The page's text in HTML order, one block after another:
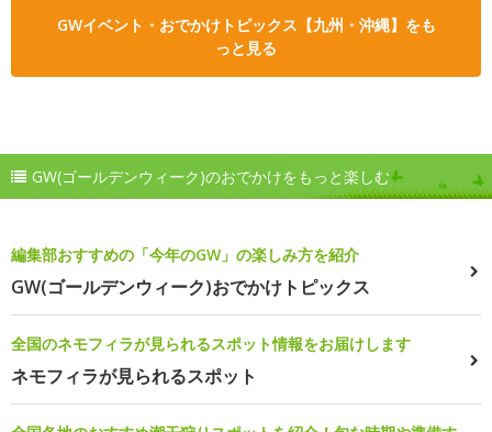
GWイベント・おでかけトピックス【九州・沖縄】をも
っと見る
GW(ゴールデンウィーク)のおでかけをもっと楽しむ
編集部おすすめの「今年のGW」の楽しみ方を紹介
GW(ゴールデンウィーク)おでかけトピックス
全国のネモフィラが見られるスポット情報をお届けします
ネモフィラが見られるスポット